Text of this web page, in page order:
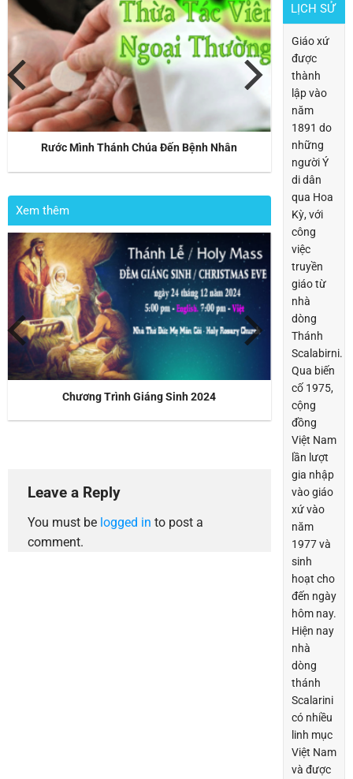
Rước Mình Thánh Chúa Đến Bệnh Nhân
Xem thêm
Chương Trình Giáng Sinh 2024 Ngày
Leave a Reply
You must be logged in to post a
comment.
LỊCH SỬ
Giáo xứ
được
thành
lập vào
năm
1891 do
những
người Ý
di dân
qua Hoa
Kỳ, với
công
việc
truyền
giáo từ
nhà
dòng
Thánh
Scalabirni.
Qua biến
cố 1975,
cộng
đồng
Việt Nam
lần lượt
gia nhập
vào giáo
xứ vào
năm
1977 và
sinh
hoạt cho
đến ngày
hôm nay.
Hiện nay
nhà
dòng
thánh
Scalarini
có nhiều
linh mục
Việt Nam
và được